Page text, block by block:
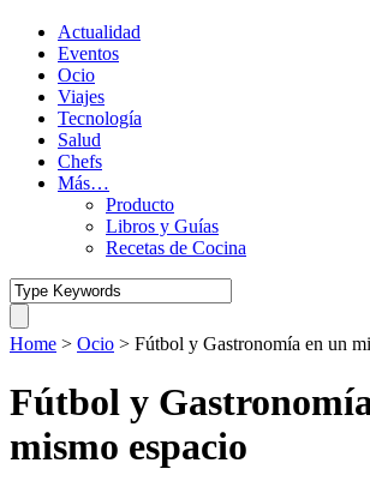
Actualidad
Eventos
Ocio
Viajes
Tecnología
Salud
Chefs
Más…
Producto
Libros y Guías
Recetas de Cocina
Home > Ocio > Fútbol y Gastronomía en un
Fútbol y
mismo espacio